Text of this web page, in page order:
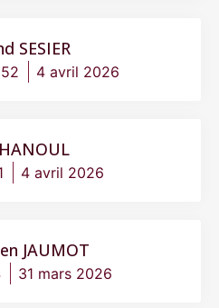
SESIER
4 avril 2026
4 avril 2026
JAUMOT
31 mars 2026